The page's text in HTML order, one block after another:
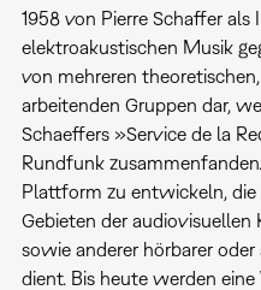
1958 von Pierre Schaffer
elektroakustischen Musik
von mehreren
arbeitenden Gruppen dar,
Schaeffers »Service de la
Rundfunk
Plattform zu entwickeln, die
Gebieten der
sowie anderer hörbarer
dient. Bis heute werden